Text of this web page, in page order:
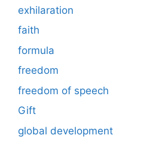
exhilaration
faith
formula
freedom
freedom of speech
Gift
global development